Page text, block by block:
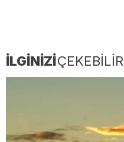
İLGİNİZİÇEKEBİLİR